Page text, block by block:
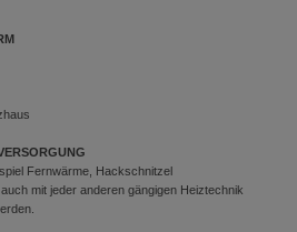
Fernwärme, Hackschnitzel
mit jeder anderen gängigen Heiztechnik